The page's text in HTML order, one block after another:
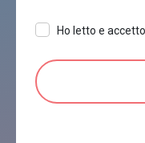
Ho letto e